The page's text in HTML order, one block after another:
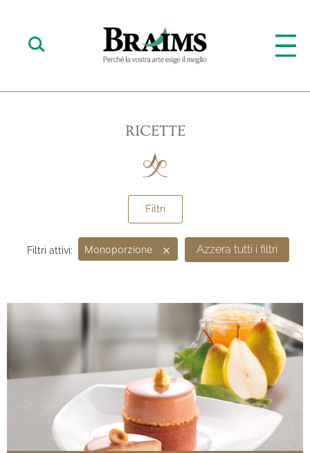
RICETTE
Filtri
Filtri attivi: Monoporzione × Azzera tutti i filtri